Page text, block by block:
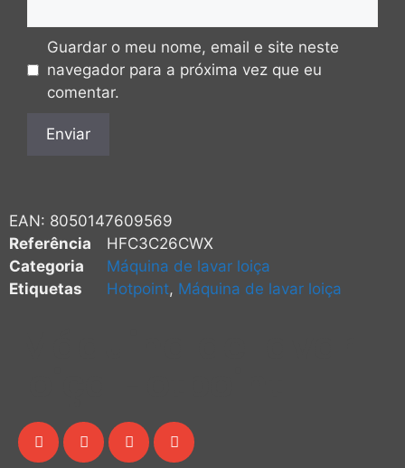
Guardar o meu nome, email e site neste
navegador para a próxima vez que eu
comentar.
EAN: 8050147609569
Referência
HFC3C26CWX
Categoria
Máquina de lavar loiça
Etiquetas
Hotpoint, Máquina de lavar loiça